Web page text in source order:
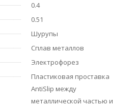
0.4
0.51
Шурупы
Сплав металлов
Электрофорез
Пластиковая проставка
AntiSlip между
металлической частью и